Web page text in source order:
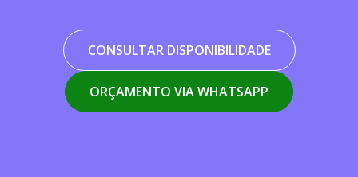
CONSULTAR DISPONIBILIDADE
ORÇAMENTO VIA WHATSAPP